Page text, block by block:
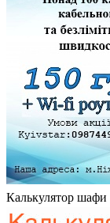
Калькулятор шафи